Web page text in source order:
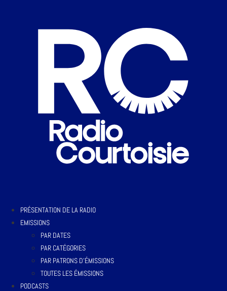
PRÉSENTATION DE LA RADIO
EMISSIONS
PAR DATES
PAR CATÉGORIES
PAR PATRONS D’ÉMISSIONS
TOUTES LES ÉMISSIONS
PODCASTS